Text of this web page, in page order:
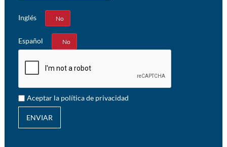
Inglés
Sí No
Español
Sí No
Aceptar la política de privacidad
ENVIAR